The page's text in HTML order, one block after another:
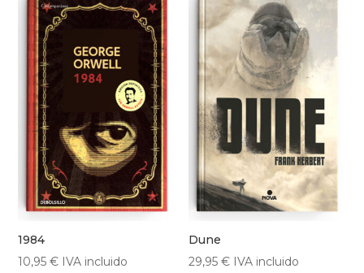
1984
10,95€ IVA incluido
Dune
29,95€ IVA incluido